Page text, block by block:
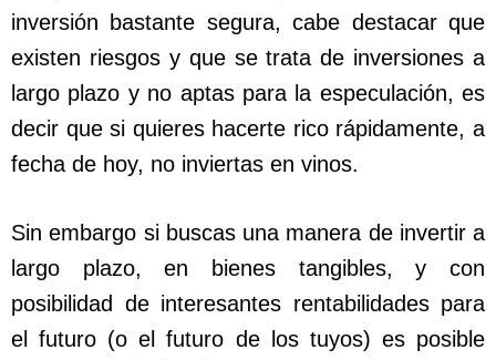
inversión bastante segura, cabe destacar que
existen riesgos y que se trata de inversiones a
largo plazo y no aptas para la especulación, es
decir que si quieres hacerte rico rápidamente, a
fecha de hoy, no inviertas en vinos.
Sin embargo si buscas una manera de invertir a
largo plazo, en bienes tangibles, y con
posibilidad de interesantes rentabilidades para
el futuro (o el futuro de los tuyos) es posible